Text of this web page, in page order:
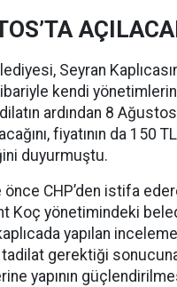
Seyran
kendi
ardından 8
fiyatının da 150
duyurmuştu.
önce CHP’den istifa
Koç yönetimindeki
yapılan
gerektiği
yapının